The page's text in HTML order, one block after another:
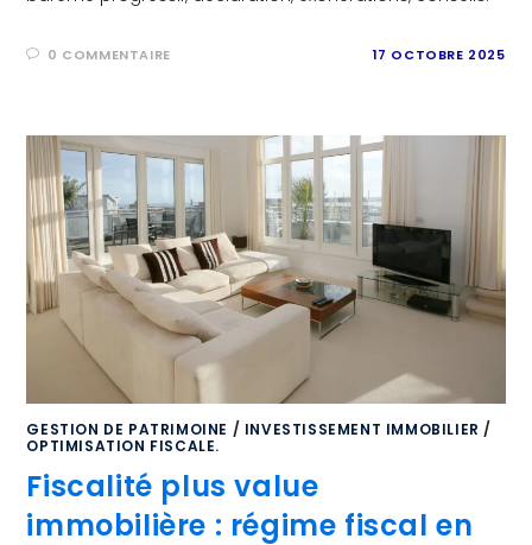
0 COMMENTAIRE 17 OCTOBRE 2025
GESTION DE PATRIMOINE / INVESTISSEMENT IMMOBILIER /
OPTIMISATION FISCALE.
Fiscalité plus value
immobilière : régime fiscal en